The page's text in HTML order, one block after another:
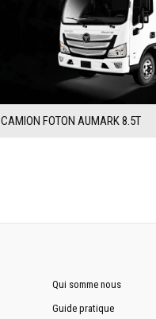
CAMION FOTON AUMARK 8.5T
Qui somme nous
Guide pratique